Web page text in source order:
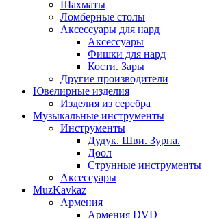
Шахматы
Ломберные столы
Аксессуары для нард
Аксессуары
Фишки для нард
Кости. Зары
Другие производители
Ювелирные изделия
Изделия из серебра
Музыкальные инструменты
Инструменты
Дудук. Шви. Зурна.
Доол
Струнные инструменты
Аксессуары
MuzKavkaz
Армения
Армения DVD